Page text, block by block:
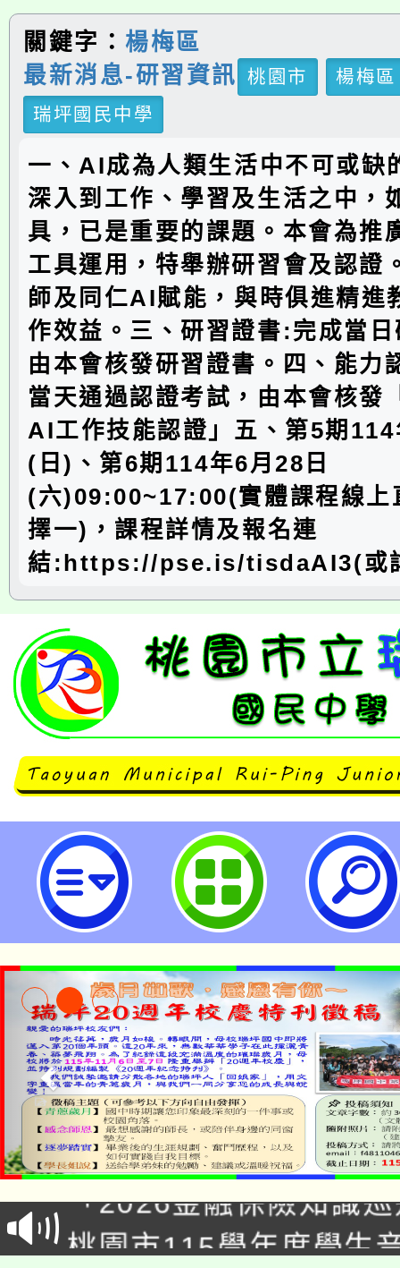
關鍵字： 楊梅區
最新消息-研習資訊
桃園市
楊梅區
瑞坪國民中學
一、AI成為人類生活中不可或缺
深入到工作、學習及生活之中，
具，已是重要的課題。本會為推
工具運用，特舉辦研習會及認證
師及同仁AI賦能，與時俱進精進
作效益。三、研習證書:完成當
由本會核發研習證書。四、能力
當天通過認證考試，由本會核發
AI工作技能認證」五、第5期
(日)、第6期114年6月28日
(六)09:00~17:00(實體課程線上
擇一)，課程詳情及報名連
結:https://pse.is/tisdaAI3(或
「認識AI協作工具及實作研習會」
市立瑞坪國民中學
公告本校115學年度第
代理(課)教師甄選結果(
「2026金融保險知識
車」活動
桃園市115學年度學生